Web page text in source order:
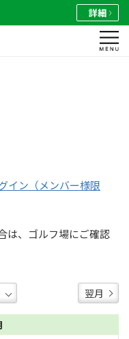
詳細
イン（メンバー様限
は、ゴルフ場にご確認
翌月